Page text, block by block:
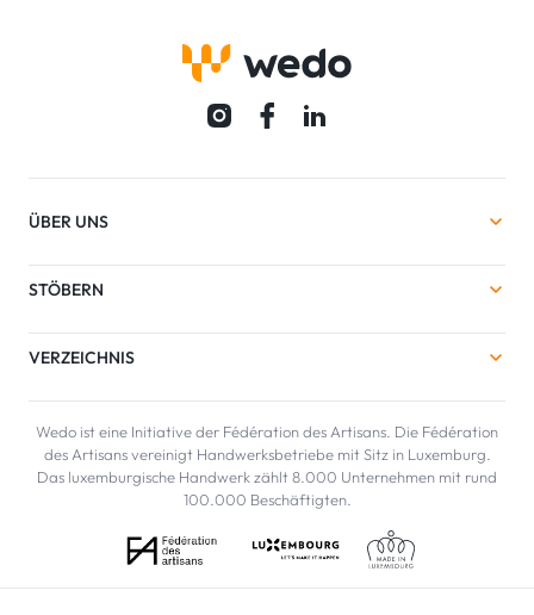
ÜBER UNS
STÖBERN
VERZEICHNIS
Wedo ist eine Initiative der Fédération des Artisans. Die Fédération
des Artisans vereinigt Handwerksbetriebe mit Sitz in Luxemburg.
Das luxemburgische Handwerk zählt 8.000 Unternehmen mit rund
100.000 Beschäftigten.